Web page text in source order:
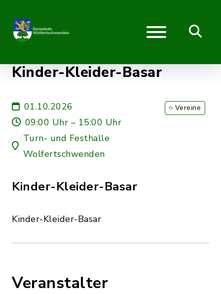
Kinder-Kleider-Basar
01.10.2026
09:00 Uhr – 15:00 Uhr
Turn- und Festhalle
Wolfertschwenden
Vereine
Kinder-Kleider-Basar
Kinder-Kleider-Basar
Veranstalter